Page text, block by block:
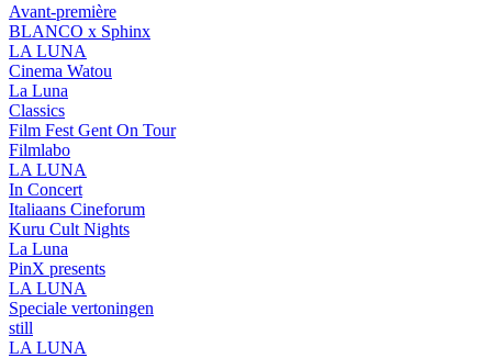
Avant-première
BLANCO x Sphinx
LA LUNA
Cinema Watou
La Luna
Classics
Film Fest Gent On Tour
Filmlabo
LA LUNA
In Concert
Italiaans Cineforum
Kuru Cult Nights
La Luna
PinX presents
LA LUNA
Speciale vertoningen
still
LA LUNA